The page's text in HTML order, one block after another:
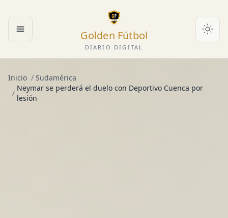
Abrir menú Golden Fútbol
DIARIO DIGITAL
Inicio / Sudamérica
/
Neymar se perderá el duelo con Deportivo Cuenca por
lesión